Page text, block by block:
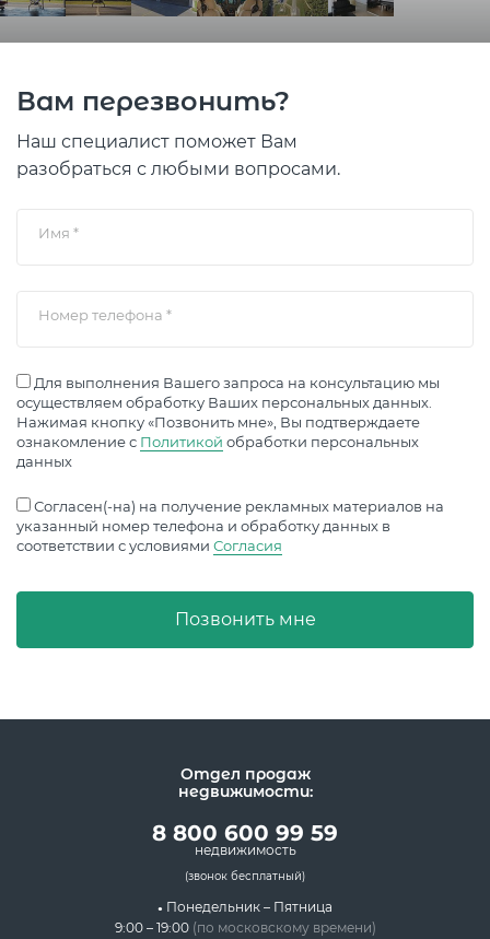
Вам перезвонить?
Наш специалист поможет Вам
разобраться с любыми вопросами.
Имя *
Номер телефона *
Для выполнения Вашего запроса на консультацию мы
осуществляем обработку Ваших персональных данных.
Нажимая кнопку «Позвонить мне», Вы подтверждаете
ознакомление с Политикой обработки персональных
данных
Согласен(-на) на получение рекламных материалов на
указанный номер телефона и обработку данных в
соответствии с условиями Согласия
Позвонить мне
Отдел продаж
недвижимости:
8 800 600 99 59
недвижимость
(звонок бесплатный)
Понедельник – Пятница
9:00 – 19:00 (по московскому времени)